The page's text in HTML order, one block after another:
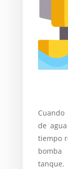
de
tiempo
tanque.